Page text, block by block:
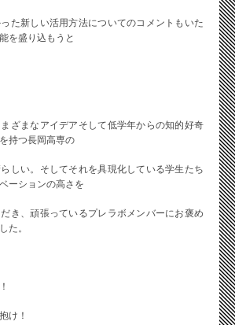
た新しい活用方法についてのコメントもいた
を盛り込もうと
ざまなアイデアそして低学年からの知的好奇
持つ長岡高専の
しい。そしてそれを具現化している学生たち
ーションの高さを
き、頑張っているプレラボメンバーにお褒め
た。
！
け！